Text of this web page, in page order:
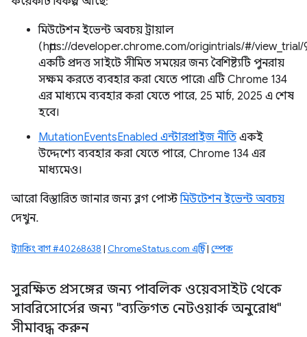
মিউটেশন ইভেন্ট অবচয় ট্রায়াল
(https://developer.chrome.com/origintrials/#/
একটি প্রদত্ত সাইটে সীমিত সময়ের জন্য বৈশিষ্ট্যটি পুনরায়
সক্ষম করতে ব্যবহার করা যেতে পারে৷ এটি Chrome 134
এর মাধ্যমে ব্যবহার করা যেতে পারে, 25 মার্চ, 2025 এ শেষ
হবে।
MutationEventsEnabled এন্টারপ্রাইজ নীতি একই
উদ্দেশ্যে ব্যবহার করা যেতে পারে, Chrome 134 এর
মাধ্যমেও।
আরো বিস্তারিত জানার জন্য ব্লগ পোস্টমিউটেশন ইভেন্ট অবচয়
দেখুন.
ট্র্যাকিং বাগ #40268638 | ChromeStatus.com এন্ট্রি| স্পেক
সুরক্ষিত প্রসঙ্গের জন্য পাবলিক ওয়েবসাইট থেকে
সাবরিসোর্সের জন্য "ব্যক্তিগত নেটওয়ার্ক অনুরোধ"
সীমাবদ্ধ করুন